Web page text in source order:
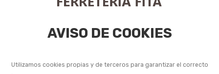
AVISO DE COOKIES
Utilizamos cookies propias y de terceros para garantizar el correcto